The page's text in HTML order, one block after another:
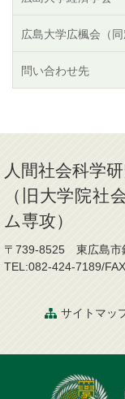
広島大学広楓会（同
問い合わせ先
人間社会科学
（旧大学院
ム専攻）
〒739-8525 東広島市
TEL:082-424-7189/
サイトマッ